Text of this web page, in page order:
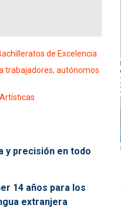
de Excelencia
trabajadores, autónomos
y precisión en todo
14 años para los
extranjera